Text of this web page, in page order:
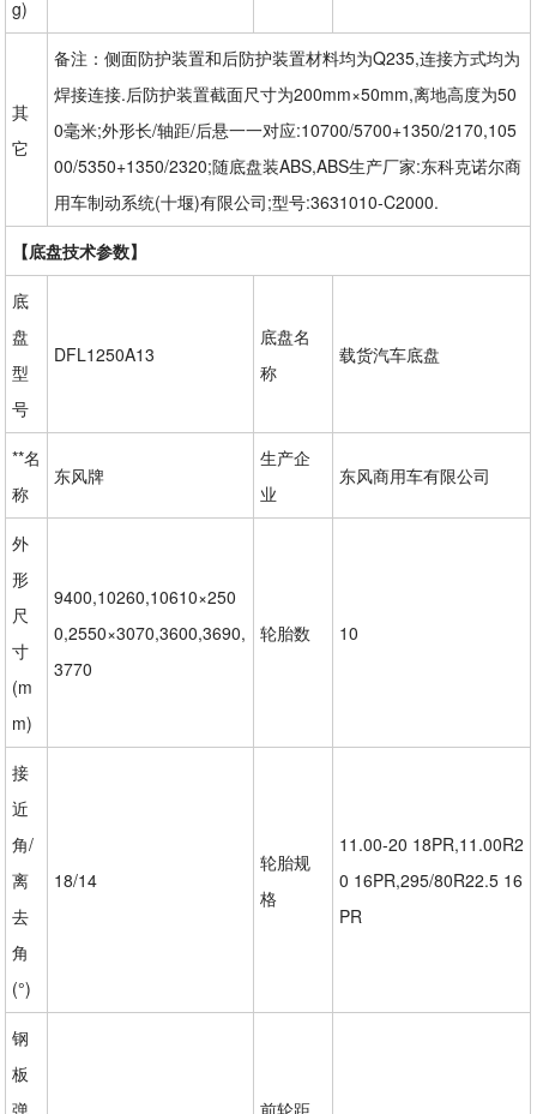
g)
其
它
备注：侧面防护装置和后防护装置材料均为Q235,连接方式均为
焊接连接.后防护装置截面尺寸为200mm×50mm,离地高度为50
0毫米;外形长/轴距/后悬一一对应:10700/5700+1350/2170,105
00/5350+1350/2320;随底盘装ABS,ABS生产厂家:东科克诺尔商
用车制动系统(十堰)有限公司;型号:3631010-C2000.
【底盘技术参数】
底
盘
型
号
DFL1250A13
底盘名
称
载货汽车底盘
**名
称
东风牌
生产企
业
东风商用车有限公司
外
形
尺
寸
(m
m)
9400,10260,10610×250
0,2550×3070,3600,3690,
3770
轮胎数 10
接
近
角/
离
去
角
(°)
18/14
轮胎规
格
11.00-20 18PR,11.00R2
0 16PR,295/80R22.5 16
PR
钢
板